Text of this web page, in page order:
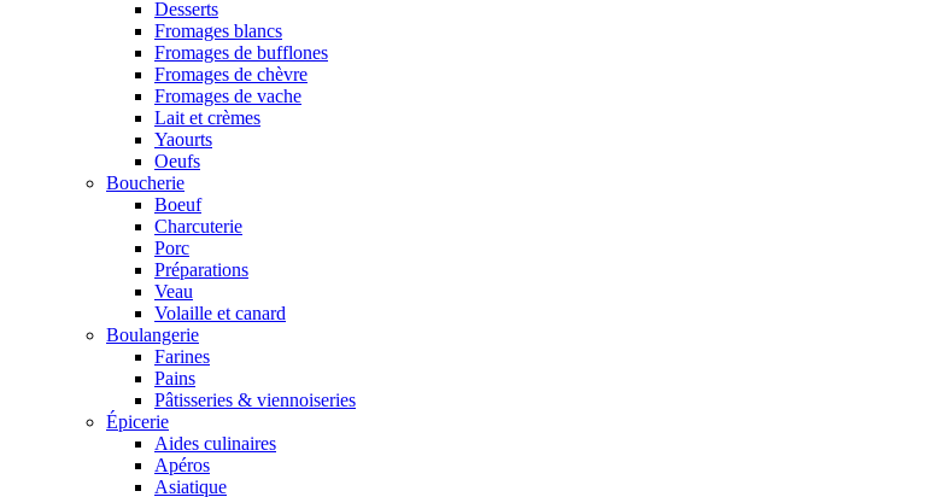
Desserts
Fromages blancs
Fromages de bufflones
Fromages de chèvre
Fromages de vache
Lait et crèmes
Yaourts
Oeufs
Boucherie
Boeuf
Charcuterie
Porc
Préparations
Veau
Volaille et canard
Boulangerie
Farines
Pains
Pâtisseries & viennoiseries
Épicerie
Aides culinaires
Apéros
Asiatique